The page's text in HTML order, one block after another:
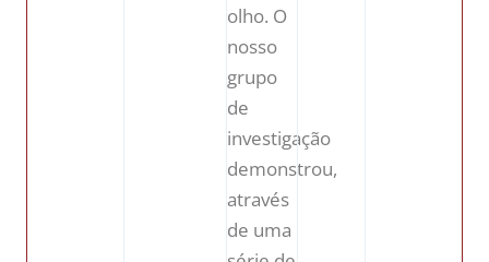
olho. O
nosso
grupo
de
investigação
demonstrou,
através
de uma